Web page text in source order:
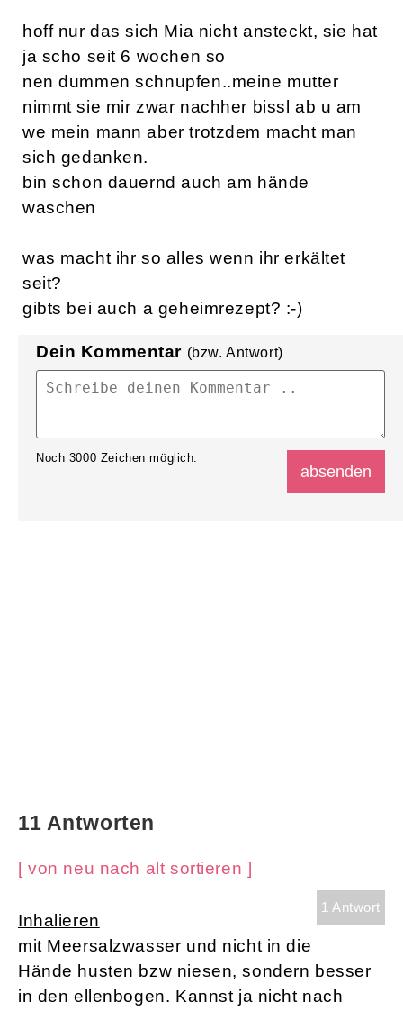
hoff nur das sich Mia nicht ansteckt, sie hat
ja scho seit 6 wochen so
nen dummen schnupfen..meine mutter
nimmt sie mir zwar nachher bissl ab u am
we mein mann aber trotzdem macht man
sich gedanken.
bin schon dauernd auch am hände
waschen
was macht ihr so alles wenn ihr erkältet
seit?
gibts bei auch a geheimrezept? :-)
Dein Kommentar (bzw. Antwort)
Noch 3000 Zeichen möglich.
11 Antworten
[ von neu nach alt sortieren ]
1 Antwort
Inhalieren
mit Meersalzwasser und nicht in die
Hände husten bzw niesen, sondern besser
in den ellenbogen. Kannst ja nicht nach